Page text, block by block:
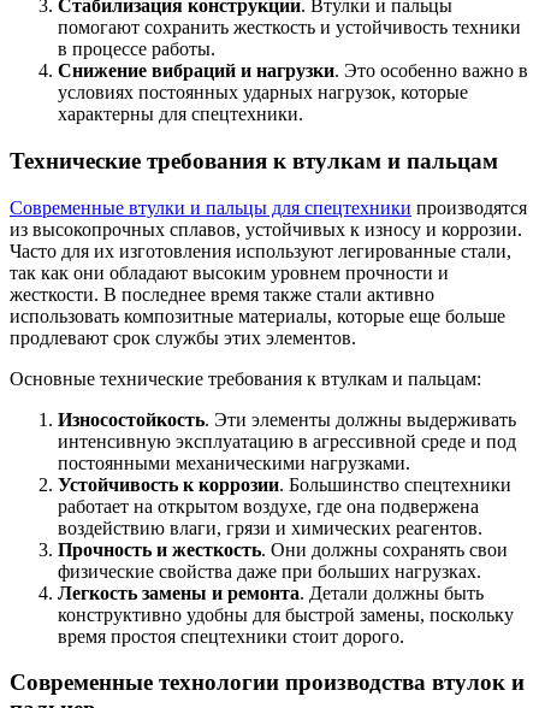
Стабилизация конструкции. Втулки и пальцы
помогают сохранить жесткость и устойчивость техники
в процессе работы.
Снижение вибраций и нагрузки. Это особенно важно в
условиях постоянных ударных нагрузок, которые
характерны для спецтехники.
Технические требования к втулкам и пальцам
Современные втулки и пальцы для спецтехники производятся
из высокопрочных сплавов, устойчивых к износу и коррозии.
Часто для их изготовления используют легированные стали,
так как они обладают высоким уровнем прочности и
жесткости. В последнее время также стали активно
использовать композитные материалы, которые еще больше
продлевают срок службы этих элементов.
Основные технические требования к втулкам и пальцам:
Износостойкость. Эти элементы должны выдерживать
интенсивную эксплуатацию в агрессивной среде и под
постоянными механическими нагрузками.
Устойчивость к коррозии. Большинство спецтехники
работает на открытом воздухе, где она подвержена
воздействию влаги, грязи и химических реагентов.
Прочность и жесткость. Они должны сохранять свои
физические свойства даже при больших нагрузках.
Легкость замены и ремонта. Детали должны быть
конструктивно удобны для быстрой замены, поскольку
время простоя спецтехники стоит дорого.
Современные технологии производства втулок и